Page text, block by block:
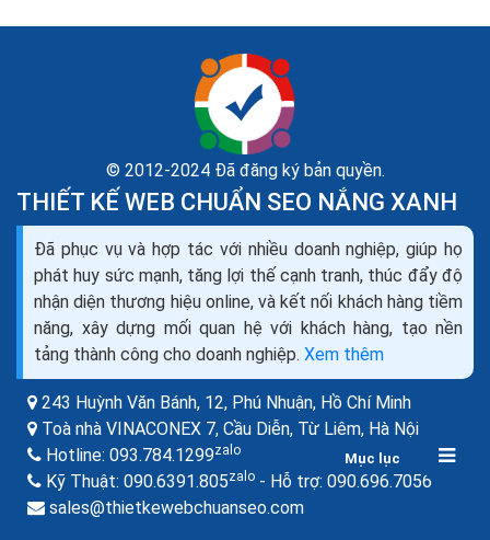
Mục lục
Danh sách phần mềm quản lý cửa hàng tiện lợi miễn
phí Offline Online
Phần mềm quản lý cửa hàng tiện lợi là một công cụ hữu
ích giúp cho các doanh nghiệp quản lý và kiểm soát
hoạt động kinh doanh một cách hiệu quả và...
© 2012-2024 Đã đăng ký bản quyền.
THIẾT KẾ WEB CHUẨN SEO NẮNG XANH
Đã phục vụ và hợp tác với nhiều doanh nghiệp, giúp họ
phát huy sức mạnh, tăng lợi thế cạnh tranh, thúc đẩy độ
nhận diện thương hiệu online, và kết nối khách hàng tiềm
năng, xây dựng mối quan hệ với khách hàng, tạo nền
tảng thành công cho doanh nghiệp. Xem thêm
243 Huỳnh Văn Bánh, 12, Phú Nhuận, Hồ Chí Minh
Toà nhà VINACONEX 7, Cầu Diễn, Từ Liêm, Hà Nội
Hotline: 093.784.1299zalo
Kỹ Thuật: 090.6391.805zalo - Hỗ trợ: 090.696.7056
sales@thietkewebchuanseo.com